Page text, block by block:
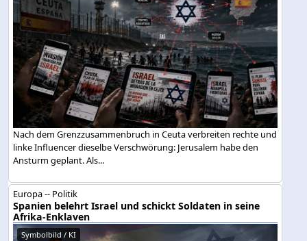
Nach dem Grenzzusammenbruch in Ceuta verbreiten rechte und
linke Influencer dieselbe Verschwörung: Jerusalem habe den
Ansturm geplant. Als...
Europa -- Politik
Spanien belehrt Israel und schickt Soldaten in seine
Afrika-Enklaven
Symbolbild / KI